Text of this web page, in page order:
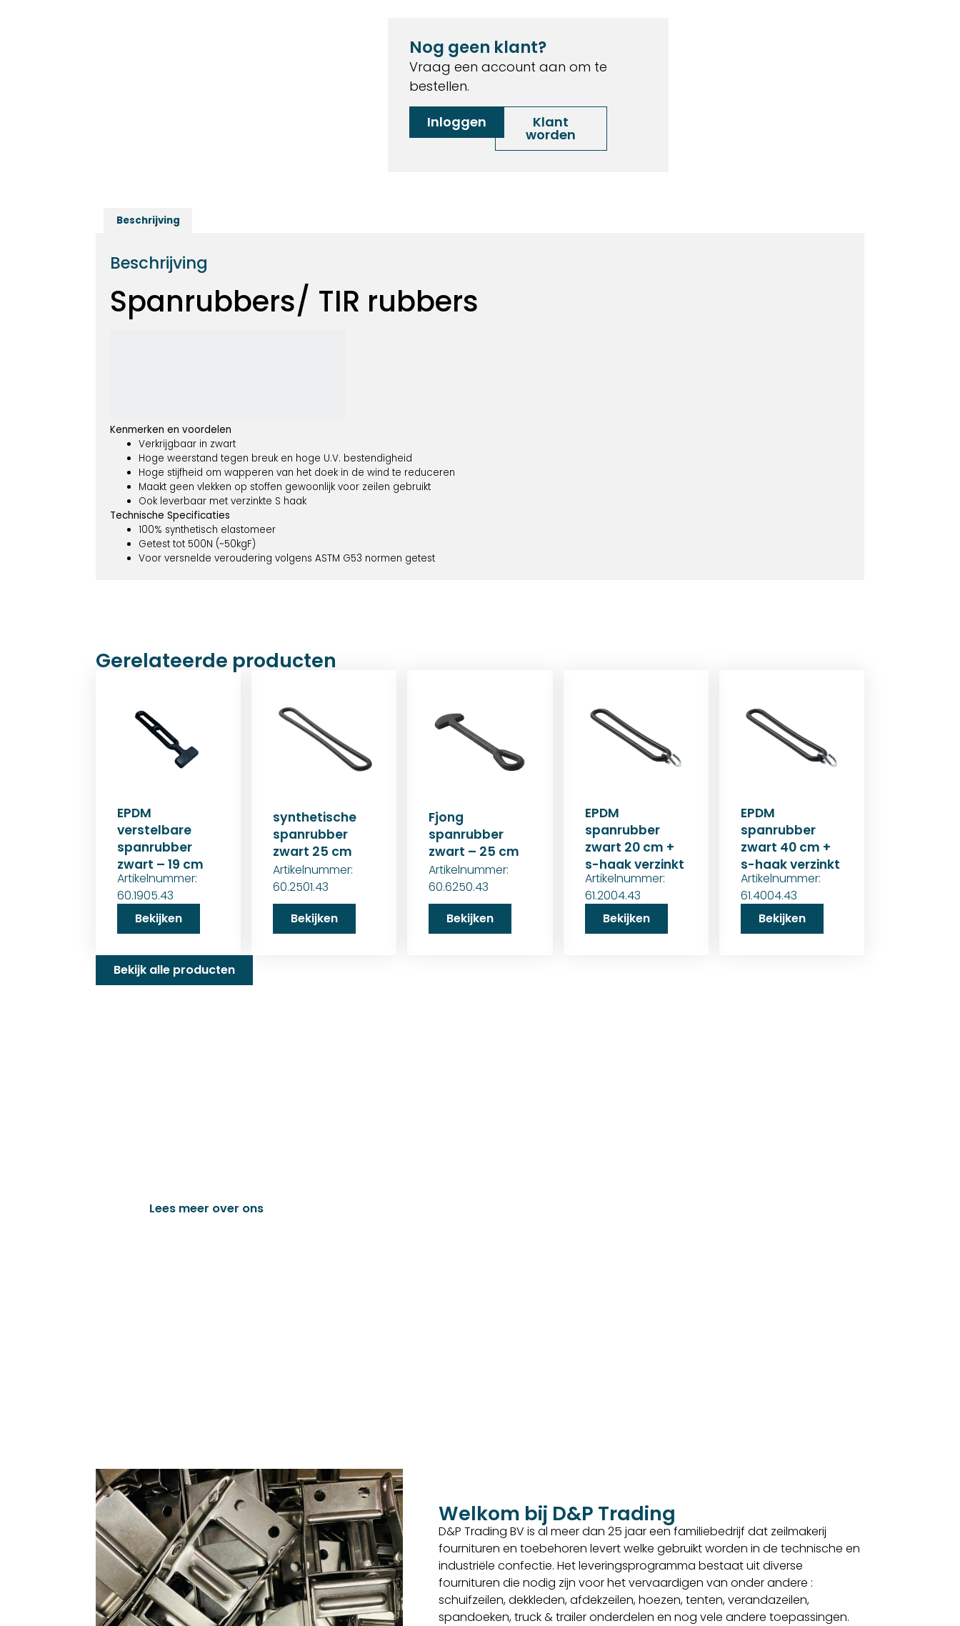
Nog geen klant?
Vraag een account aan om te
bestellen.
Inloggen
Klant
worden
Beschrijving
Beschrijving
Spanrubbers/ TIR rubbers
Kenmerken en voordelen
Verkrijgbaar in zwart
Hoge weerstand tegen breuk en hoge U.V. bestendigheid
Hoge stijfheid om wapperen van het doek in de wind te reduceren
Maakt geen vlekken op stoffen gewoonlijk voor zeilen gebruikt
Ook leverbaar met verzinkte S haak
Technische Specificaties
100% synthetisch elastomeer
Getest tot 500N (~50kgF)
Voor versnelde veroudering volgens ASTM G53 normen getest
Gerelateerde producten
EPDM
verstelbare
spanrubber
zwart – 19 cm
Artikelnummer:
60.1905.43
Bekijken
synthetische
spanrubber
zwart 25 cm
Artikelnummer:
60.2501.43
Bekijken
Fjong
spanrubber
zwart – 25 cm
Artikelnummer:
60.6250.43
Bekijken
EPDM
spanrubber
zwart 20 cm +
s-haak verzinkt
Artikelnummer:
61.2004.43
Bekijken
EPDM
spanrubber
zwart 40 cm +
s-haak verzinkt
Artikelnummer:
61.4004.43
Bekijken
Bekijk alle producten
Lees meer over ons
Welkom bij D&P Trading
D&P Trading BV is al meer dan 25 jaar een familiebedrijf dat zeilmakerij
fournituren en toebehoren levert welke gebruikt worden in de technische en
industriële confectie. Het leveringsprogramma bestaat uit diverse
fournituren die nodig zijn voor het vervaardigen van onder andere :
schuifzeilen, dekkleden, afdekzeilen, hoezen, tenten, verandazeilen,
spandoeken, truck & trailer onderdelen en nog vele andere toepassingen.